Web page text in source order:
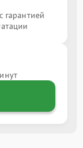
гарантией